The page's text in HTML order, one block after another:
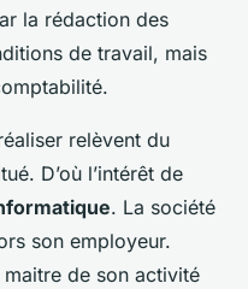
la rédaction des
de travail, mais
relèvent du
D’où l’intérêt de
. La société
son employeur.
de son activité